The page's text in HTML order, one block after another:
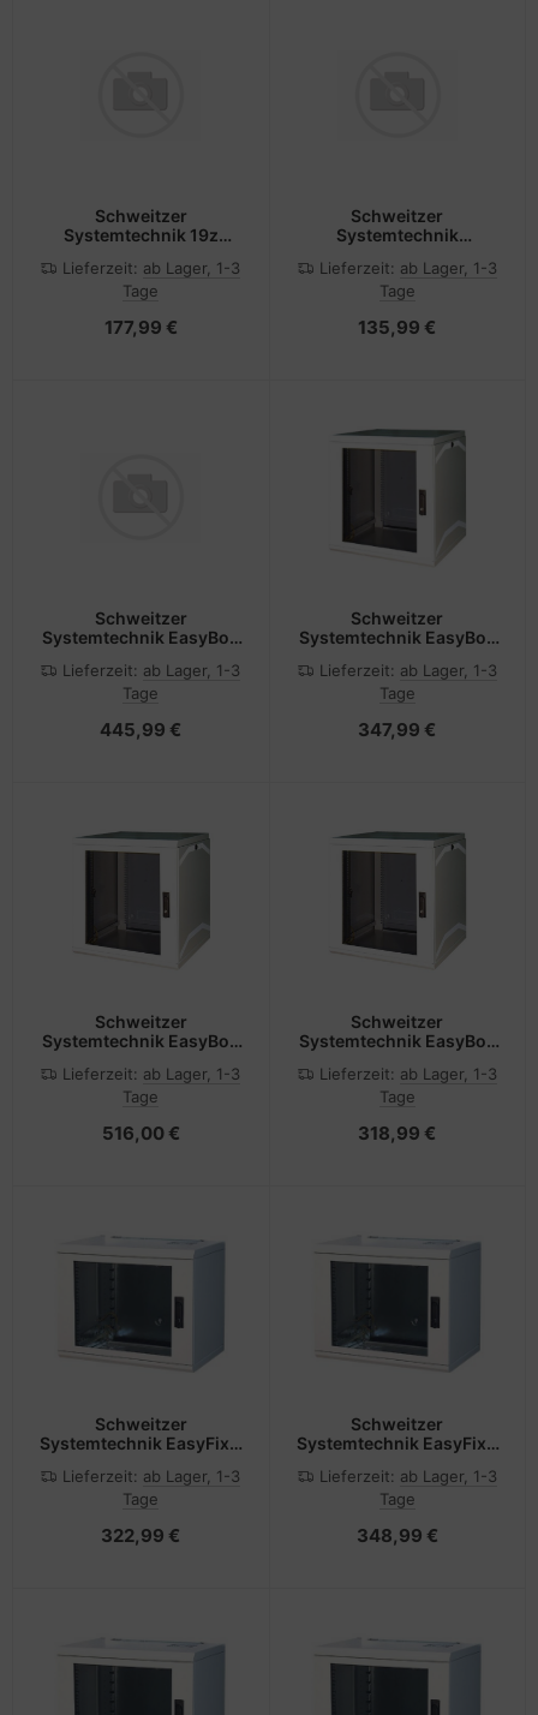
Schweitzer
Systemtechnik 19z
ZAD 3120 - Rack-
Zubehör
Lieferzeit: ab Lager, 1-3
Tage
177,99 €
Schweitzer
Systemtechnik
Filtermatte 600 x 1000
EGB 3482
Lieferzeit: ab Lager, 1-3
Tage
135,99 €
Schweitzer
Systemtechnik EasyBox
tiefLüftermontage
vorbereitet KS 909515
Lieferzeit: ab Lager, 1-3
Tage
445,99 €
Schweitzer
Systemtechnik EasyBox
geeignet für
Wandmontage -
- 48.3 cm (19")
Lieferzeit: ab Lager, 1-3
Tage
347,99 €
Schweitzer
Systemtechnik EasyBox
geeignet für
Wandmontage -
- 48.3 cm (19")
Lieferzeit: ab Lager, 1-3
Tage
516,00 €
Schweitzer
Systemtechnik EasyBox
geeignet für
Wandmontage -
48.3 cm (19")
Lieferzeit: ab Lager, 1-3
Tage
318,99 €
Schweitzer
Systemtechnik EasyFix -
Wandmontage -
Hellgrau, RAL 7035 - 12U
Lieferzeit: ab Lager, 1-3
Tage
322,99 €
Schweitzer
Systemtechnik EasyFix -
Wandmontage -
Hellgrau, RAL 7035 - 12U
Lieferzeit: ab Lager, 1-3
Tage
348,99 €